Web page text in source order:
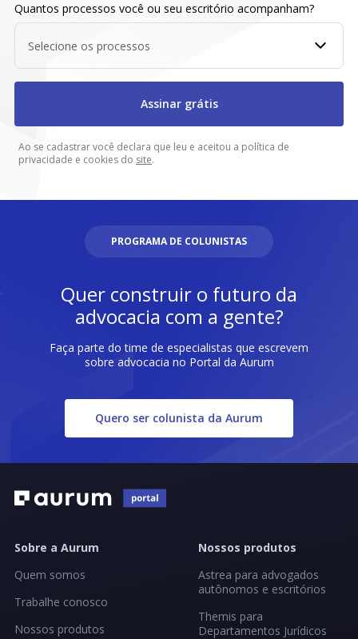
Quantos processos você ou seu escritório acompanham?
Selecione os processos
Assinar grátis
Ao se cadastrar você declara que leu e aceitou a política de
privacidade e cookies do site.
PROGRAMA DE COLUNISTAS
Quer construir o futuro da
advocacia com a gente?
Faça parte do time de especialistas que escrevem
sobre advocacia no Portal da Aurum
Quero ser colunista da Aurum
Sobre a Aurum
Quem somos
Trabalhe conosco
Nossos produtos
Nossos produtos
Astrea para advogados
autônomos e escritórios
Themis para
Departamentos Jurídicos